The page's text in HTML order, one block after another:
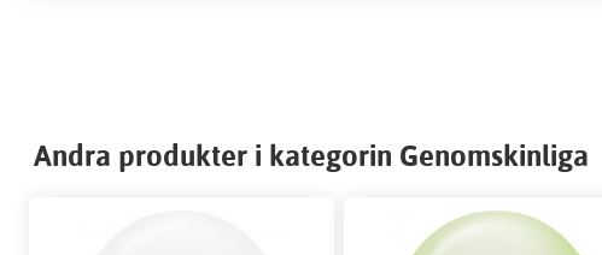
Andra produkter i kategorin Genomskinliga